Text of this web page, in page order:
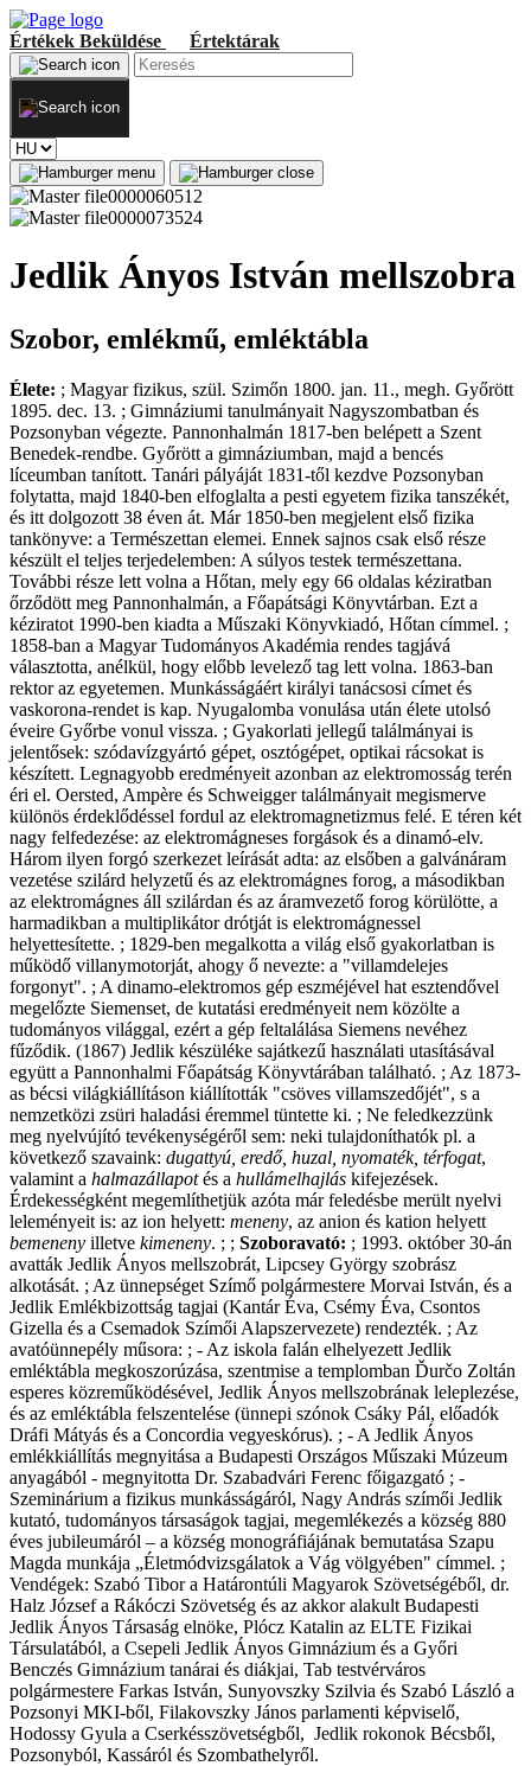
Értékek Beküldése Értektárak
Jedlik Ányos István mellszobra
Szobor, emlékmű, emléktábla
Élete: ; Magyar fizikus, szül. Szimőn 1800. jan. 11., megh. Győrött
1895. dec. 13. ; Gimnáziumi tanulmányait Nagyszombatban és
Pozsonyban végezte. Pannonhalmán 1817-ben belépett a Szent
Benedek-rendbe. Győrött a gimnáziumban, majd a bencés
líceumban tanított. Tanári pályáját 1831-től kezdve Pozsonyban
folytatta, majd 1840-ben elfoglalta a pesti egyetem fizika tanszékét,
és itt dolgozott 38 éven át. Már 1850-ben megjelent első fizika
tankönyve: a Természettan elemei. Ennek sajnos csak első része
készült el teljes terjedelemben: A súlyos testek természettana.
További része lett volna a Hőtan, mely egy 66 oldalas kéziratban
őrződött meg Pannonhalmán, a Főapátsági Könyvtárban. Ezt a
kéziratot 1990-ben kiadta a Műszaki Könyvkiadó, Hőtan címmel. ;
1858-ban a Magyar Tudományos Akadémia rendes tagjává
választotta, anélkül, hogy előbb levelező tag lett volna. 1863-ban
rektor az egyetemen. Munkásságáért királyi tanácsosi címet és
vaskorona-rendet is kap. Nyugalomba vonulása után élete utolsó
éveire Győrbe vonul vissza. ; Gyakorlati jellegű találmányai is
jelentősek: szódavízgyártó gépet, osztógépet, optikai rácsokat is
készített. Legnagyobb eredményeit azonban az elektromosság terén
éri el. Oersted, Ampère és Schweigger találmányait megismerve
különös érdeklődéssel fordul az elektromagnetizmus felé. E téren két
nagy felfedezése: az elektromágneses forgások és a dinamó-elv.
Három ilyen forgó szerkezet leírását adta: az elsőben a galvánáram
vezetése szilárd helyzetű és az elektromágnes forog, a másodikban
az elektromágnes áll szilárdan és az áramvezető forog körülötte, a
harmadikban a multiplikátor drótját is elektromágnessel
helyettesítette. ; 1829-ben megalkotta a világ első gyakorlatban is
működő villanymotorját, ahogy ő nevezte: a "villamdelejes
forgonyt". ; A dinamo-elektromos gép eszméjével hat esztendővel
megelőzte Siemenset, de kutatási eredményeit nem közölte a
tudományos világgal, ezért a gép feltalálása Siemens nevéhez
fűződik. (1867) Jedlik készüléke sajátkezű használati utasításával
együtt a Pannonhalmi Főapátság Könyvtárában található. ; Az 1873-
as bécsi világkiállításon kiállították "csöves villamszedőjét", s a
nemzetközi zsüri haladási éremmel tüntette ki. ; Ne feledkezzünk
meg nyelvújító tevékenységéről sem: neki tulajdoníthatók pl. a
következő szavaink: dugattyú, eredő, huzal, nyomaték, térfogat,
valamint a halmazállapotés a hullámelhajlás kifejezések.
Érdekességként megemlíthetjük azóta már feledésbe merült nyelvi
leleményeit is: az ion helyett: meneny, az anion és kation helyett
bemeneny illetve kimeneny. ; ; Szoboravató: ; 1993. október 30-án
avatták Jedlik Ányos mellszobrát, Lipcsey György szobrász
alkotását. ; Az ünnepséget Szímő polgármestere Morvai István, és a
Jedlik Emlékbizottság tagjai (Kantár Éva, Csémy Éva, Csontos
Gizella és a Csemadok Szímői Alapszervezete) rendezték. ; Az
avatóünnepély műsora: ; - Az iskola falán elhelyezett Jedlik
emléktábla megkoszorúzása, szentmise a templomban Ďurčo Zoltán
esperes közreműködésével, Jedlik Ányos mellszobrának leleplezése,
és az emléktábla felszentelése (ünnepi szónok Csáky Pál, előadók
Dráfi Mátyás és a Concordia vegyeskórus). ; - A Jedlik Ányos
emlékkiállítás megnyitása a Budapesti Országos Műszaki Múzeum
anyagából - megnyitotta Dr. Szabadvári Ferenc főigazgató ; -
Szeminárium a fizikus munkásságáról, Nagy András szímői Jedlik
kutató, tudományos társaságok tagjai, megemlékezés a község 880
éves jubileumáról – a község monográfiájának bemutatása Szapu
Magda munkája „Életmódvizsgálatok a Vág völgyében" címmel. ;
Vendégek: Szabó Tibor a Határontúli Magyarok Szövetségéből, dr.
Halz József a Rákóczi Szövetség és az akkor alakult Budapesti
Jedlik Ányos Társaság elnöke, Plócz Katalin az ELTE Fizikai
Társulatából, a Csepeli Jedlik Ányos Gimnázium és a Győri
Benczés Gimnázium tanárai és diákjai, Tab testvérváros
polgármestere Farkas István, Sunyovszky Szilvia és Szabó László a
Pozsonyi MKI-ből, Filakovszky János parlamenti képviselő,
Hodossy Gyula a Cserkésszövetségből, Jedlik rokonok Bécsből,
Pozsonyból, Kassáról és Szombathelyről.